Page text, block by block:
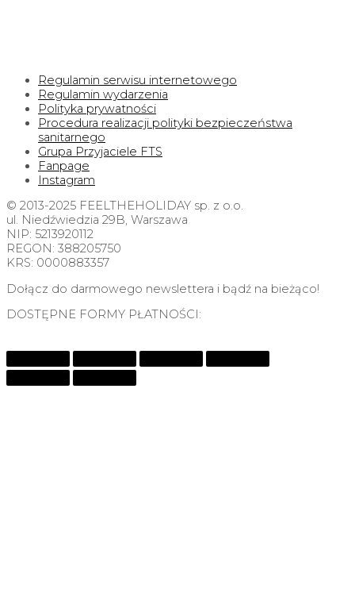
Regulamin serwisu internetowego
Regulamin wydarzenia
Polityka prywatności
Procedura realizacji polityki bezpieczeństwa
sanitarnego
Grupa Przyjaciele FTS
Fanpage
Instagram
© 2013-2025 FEELTHEHOLIDAY sp. z o.o.
ul. Niedźwiedzia 29B, Warszawa
NIP: 5213920112
REGON: 388205750
KRS: 0000883357
Dołącz do darmowego newslettera i bądź na bieżąco!
DOSTĘPNE FORMY PŁATNOŚCI: